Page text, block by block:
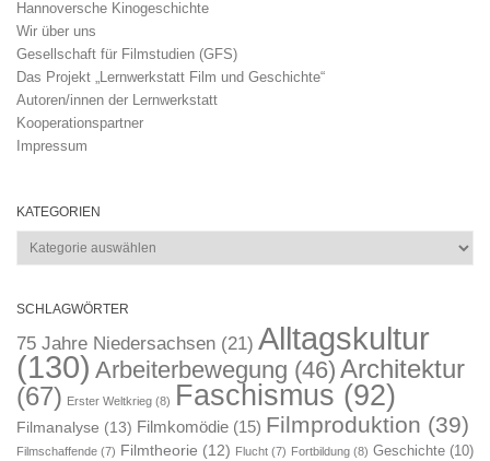
Hannoversche Kinogeschichte
Wir über uns
Gesellschaft für Filmstudien (GFS)
Das Projekt „Lernwerkstatt Film und Geschichte“
Autoren/innen der Lernwerkstatt
Kooperationspartner
Impressum
KATEGORIEN
Kategorien
SCHLAGWÖRTER
75 Jahre Niedersachsen (21) Alltagskultur
(130) Arbeiterbewegung (46) Architektur
(67) Erster Weltkrieg (8) Faschismus (92)
Filmanalyse (13) Filmkomödie (15) Filmproduktion (39)
Filmschaffende (7) Filmtheorie (12) Flucht (7) Fortbildung (8) Geschichte (10)